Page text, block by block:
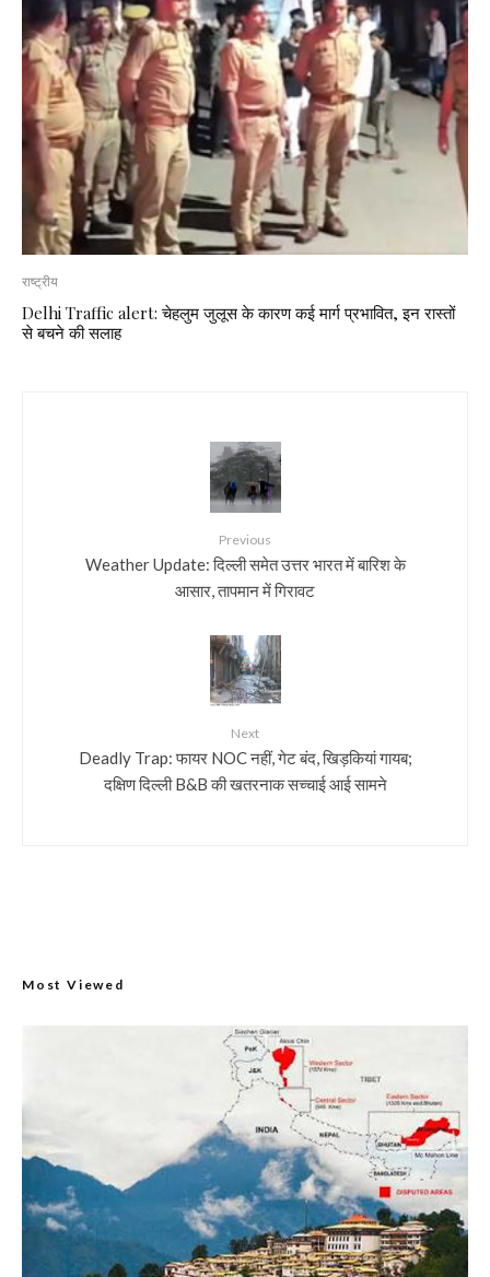
राष्ट्रीय
Delhi Traffic alert: चेहलुम जुलूस के कारण कई मार्ग प्रभावित, इन रास्तों
से बचने की सलाह
Previous
Weather Update: दिल्ली समेत उत्तर भारत में बारिश के
आसार, तापमान में गिरावट
Next
Deadly Trap: फायर NOC नहीं, गेट बंद, खिड़कियां गायब;
दक्षिण दिल्ली B&B की खतरनाक सच्चाई आई सामने
Most Viewed